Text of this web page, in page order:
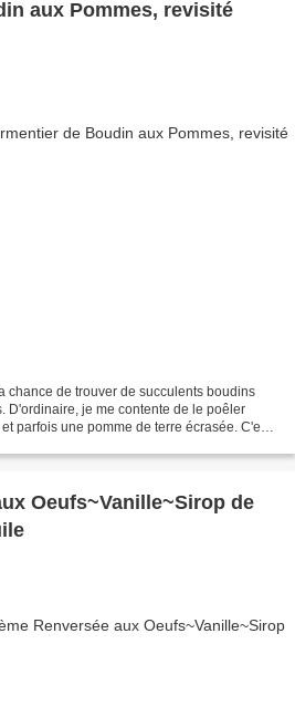
aux Pommes, revisité
chance de trouver de succulents boudins
D'ordinaire, je me contente de le poêler
parfois une pomme de terre écrasée. C'est
Oeufs~Vanille~Sirop de